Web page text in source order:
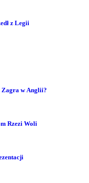
z Legii
Zagra w Anglii?
Rzezi Woli